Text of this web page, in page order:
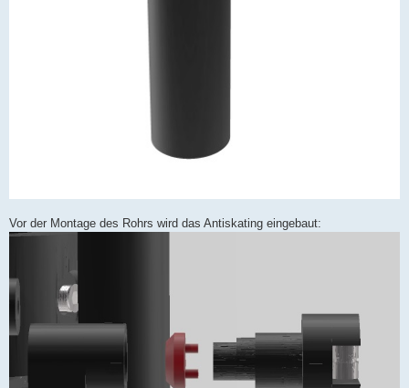
Vor der Montage des Rohrs wird das Antiskating eingebaut: